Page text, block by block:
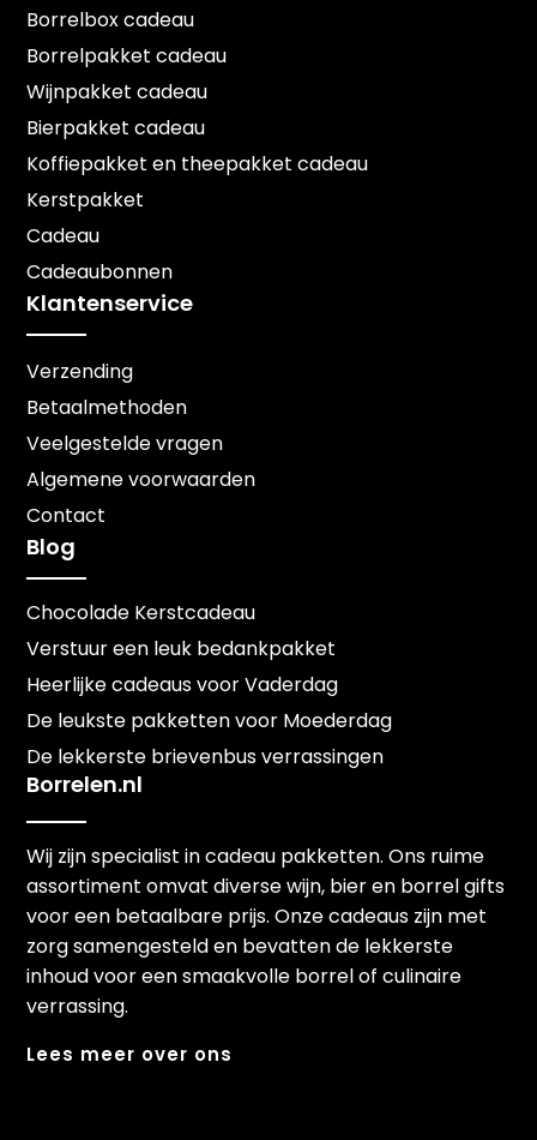
Borrelen.nl
Wij zijn specialist in cadeau pakketten. Ons ruime
assortiment omvat diverse wijn, bier en borrel gifts
voor een betaalbare prijs. Onze cadeaus zijn met
zorg samengesteld en bevatten de lekkerste
inhoud voor een smaakvolle borrel of culinaire
verrassing.
Lees meer over ons
Borrelbox cadeau
Borrelpakket cadeau
Wijnpakket cadeau
Bierpakket cadeau
Koffiepakket en theepakket cadeau
Kerstpakket
Cadeau
Cadeaubonnen
Klantenservice
Verzending
Betaalmethoden
Veelgestelde vragen
Algemene voorwaarden
Contact
Blog
Chocolade Kerstcadeau
Verstuur een leuk bedankpakket
Heerlijke cadeaus voor Vaderdag
De leukste pakketten voor Moederdag
De lekkerste brievenbus verrassingen